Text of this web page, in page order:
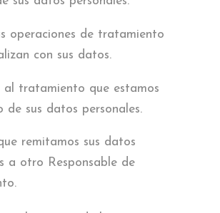
operaciones de tratamiento
con sus datos.
al tratamiento que estamos
de sus datos personales.
remitamos sus datos
a otro Responsable de